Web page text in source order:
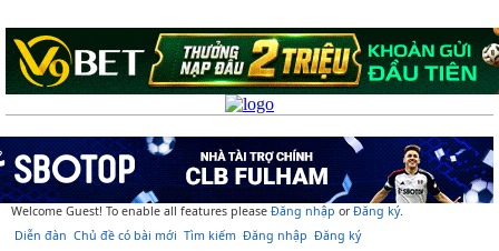
Welcome Guest! To enable all features please Đăng nhập orĐăng ký.
Diễn đàn Chủ đề có bài mới Tìm kiếm Đăng nhập Đăng ký